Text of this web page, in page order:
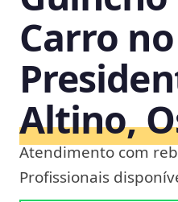
Carro no
Altino,
Atendimento com
Profissionais